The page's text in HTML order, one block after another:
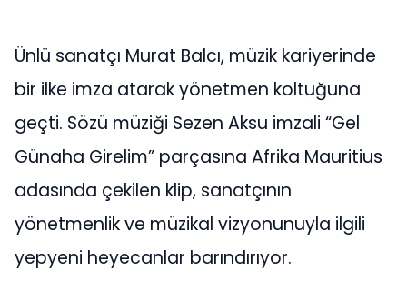
Ünlü sanatçı Murat Balcı, müzik kariyerinde
bir ilke imza atarak yönetmen koltuğuna
geçti. Sözü müziği Sezen Aksu imzali “Gel
Günaha Girelim” parçasına Afrika Mauritius
adasında çekilen klip, sanatçının
yönetmenlik ve müzikal vizyonunuyla ilgili
yepyeni heyecanlar barındırıyor.